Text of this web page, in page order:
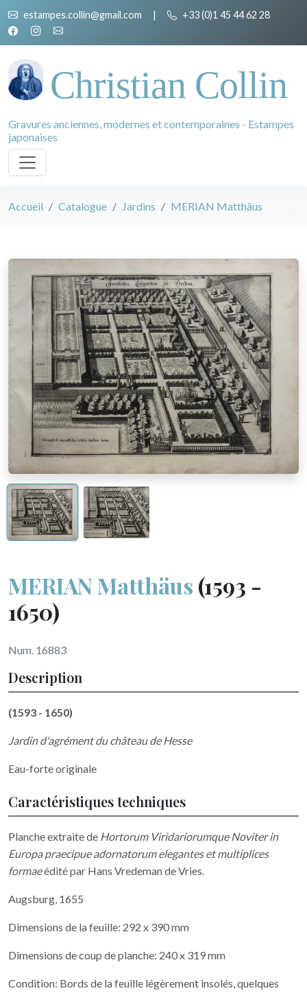
estampes.collin@gmail.com | +33 (0)1 45 44 62 28
Christian Collin
Gravures anciennes, modernes et contemporaines - Estampes
japonaises
Accueil Catalogue Jardins MERIAN Matthäus
MERIAN Matthäus (1593 -
1650)
Num. 16883
Description
(1593 - 1650)
Jardin d'agrément du château de Hesse
Eau-forte originale
Caractéristiques techniques
Planche extraite de Hortorum Viridariorumque Noviter in
Europa praecipue adornatorum elegantes et multiplices
formaeédité par Hans Vredeman de Vries.
Augsburg, 1655
Dimensions de la feuille: 292 x 390 mm
Dimensions de coup de planche: 240 x 319 mm
Condition: Bords de la feuille légèrement insolés, quelques